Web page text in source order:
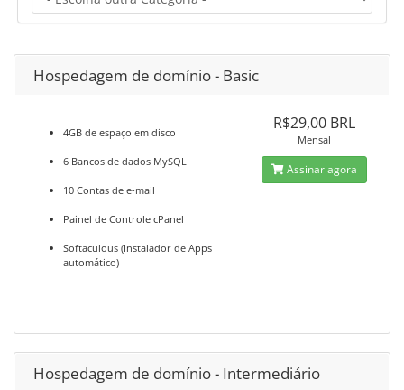
Hospedagem de domínio - Basic
4GB de espaço em disco
6 Bancos de dados MySQL
10 Contas de e-mail
Painel de Controle cPanel
Softaculous (Instalador de Apps
automático)
R$29,00 BRL
Mensal
Assinar agora
Hospedagem de domínio - Intermediário